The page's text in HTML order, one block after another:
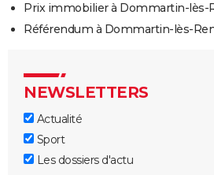
Prix immobilier à Dommartin-
Référendum à Dommartin-lès-
NEWSLETTERS
Actualité
Sport
Les dossiers d'actu